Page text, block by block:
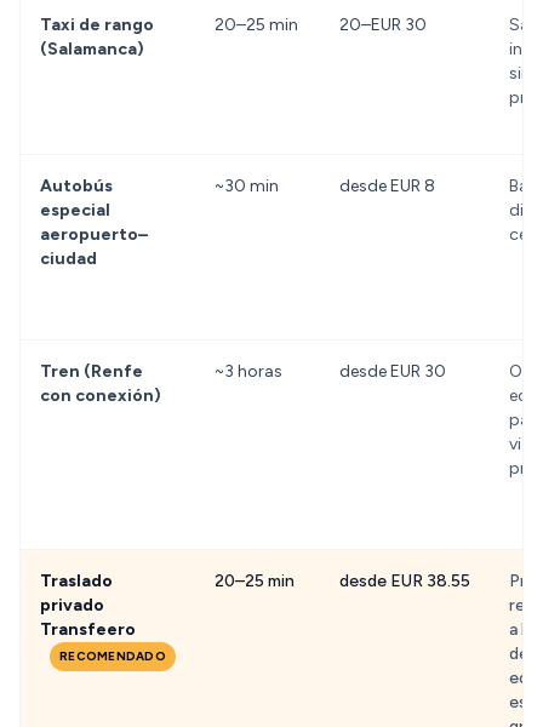
Taxi de rango
(Salamanca)
20–25 min 20–EUR 30
sin
Autobús
especial
aeropuerto–
ciudad
~30 min desde EUR 8
Tren (Renfe
con conexión)
~3 horas desde EUR 30
Traslado
privado
Transfeero
RECOMENDADO
20–25 min desde EUR 38.55
a la
de